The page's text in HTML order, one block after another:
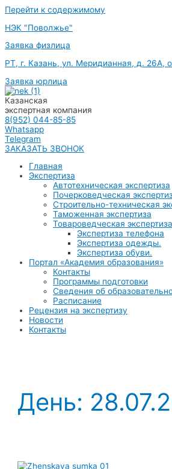
Перейти к содержимому
НЭК "Поволжье"
Заявка физлица
РТ, г. Казань, ул. Меридианная, д. 26А,
Заявка юрлица
Казанская
экспертная компания
8(952) 044-85-85
Whatsapp
Telegram
ЗАКАЗАТЬ ЗВОНОК
Главная
Экспертиза
Автотехническая экспертиза
Почерковедческая
Строительно-техническая
Таможенная экспертиза
Товароведческая экспертиза
Экспертиза телефона
Экспертиза одежды.
Экспертиза обуви.
Портал «Академия образования»
Контакты
Программы подготовки
Сведения об
Расписание
Рецензия на экспертизу
Новости
Контакты
День: